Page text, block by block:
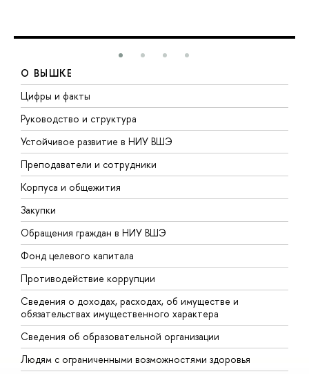
О ВЫШКЕ
Цифры и факты
Руководство и структура
Устойчивое развитие в НИУ ВШЭ
Преподаватели и сотрудники
Корпуса и общежития
Закупки
Обращения граждан в НИУ ВШЭ
Фонд целевого капитала
Противодействие коррупции
Сведения о доходах, расходах, об имуществе и
обязательствах имущественного характера
Сведения об образовательной организации
Людям с ограниченными возможностями здоровья